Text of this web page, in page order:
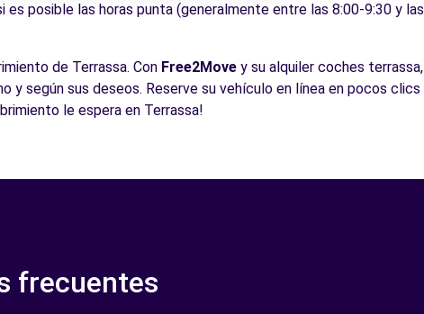
posible las horas punta (generalmente entre las 8:00-9:30 y las
de Terrassa. Con Free2Move y su alquiler coches terrassa,
y según sus deseos. Reserve su vehículo en línea en pocos clics
le espera en Terrassa!
frecuentes